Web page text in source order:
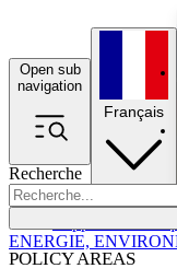
Open sub
navigation
Recherche
POLICY AREAS
Français
ENERGIE,